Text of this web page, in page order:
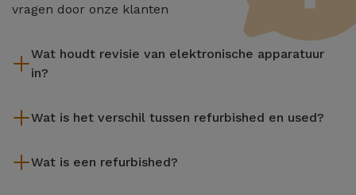
vragen door onze klanten
Wat houdt revisie van elektronische apparatuur
in?
reiniging, en niet te vergeten het repareren van elk defect
apparatuur die door Services wordt gereviseerd,
Wat is het verschil tussen refurbished en used?
getest en voorbereid door gespecialiseerde technici om hun
Wat is een refurbished?